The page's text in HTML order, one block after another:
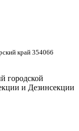
край 354066
городской
и Дезинсекции